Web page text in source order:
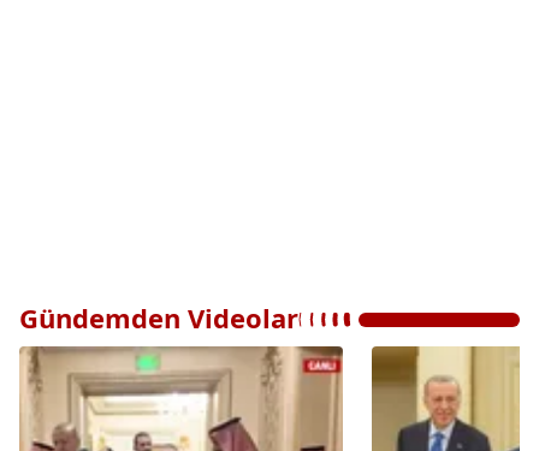
Gündemden Videolar